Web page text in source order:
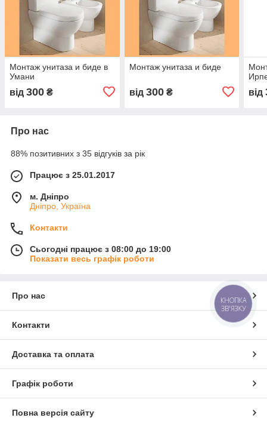
Монтаж унитаза и биде в
Умани
від 300 ₴
Монтаж унитаза и биде
від 300₴ від
Про нас
88% позитивних з 35 відгуків за рік
Працює з 25.01.2017
м. Дніпро
Дніпро, Україна
Контакти
Сьогодні працює з 08:00 до 19:00
Показати весь графік роботи
Про нас
Контакти
Доставка та оплата
Графік роботи
Повна версія сайту
КНОПКА
ЗВ'ЯЗКУ